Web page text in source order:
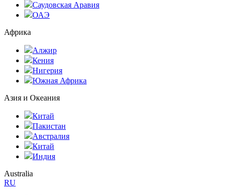
Саудовская Аравия
ОАЭ
Африка
Алжир
Кения
Нигерия
Южная Африка
Азия и Океания
Китай
Пакистан
Австралия
Китай
Индия
Australia
RU